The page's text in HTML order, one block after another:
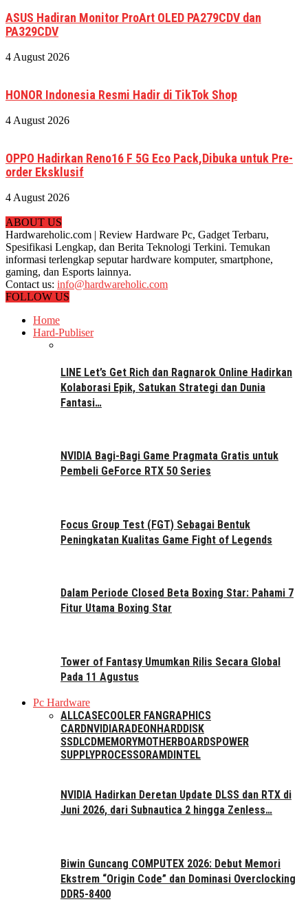
ASUS Hadiran Monitor ProArt OLED PA279CDV dan
PA329CDV
4 August 2026
HONOR Indonesia Resmi Hadir di TikTok Shop
4 August 2026
OPPO Hadirkan Reno16 F 5G Eco Pack,Dibuka untuk Pre-
order Eksklusif
4 August 2026
ABOUT US
Hardwareholic.com | Review Hardware Pc, Gadget Terbaru,
Spesifikasi Lengkap, dan Berita Teknologi Terkini. Temukan
informasi terlengkap seputar hardware komputer, smartphone,
gaming, dan Esports lainnya.
Contact us: info@hardwareholic.com
FOLLOW US
Home
Hard-Publiser
LINE Let’s Get Rich dan Ragnarok Online Hadirkan
Kolaborasi Epik, Satukan Strategi dan Dunia
Fantasi…
NVIDIA Bagi-Bagi Game Pragmata Gratis untuk
Pembeli GeForce RTX 50 Series
Focus Group Test (FGT) Sebagai Bentuk
Peningkatan Kualitas Game Fight of Legends
Dalam Periode Closed Beta Boxing Star: Pahami 7
Fitur Utama Boxing Star
Tower of Fantasy Umumkan Rilis Secara Global
Pada 11 Agustus
Pc Hardware
ALLCASECOOLER FAN GRAPHICS
CARDNVIDIARADEON HARDDISK
SSDLCDMEMORYMOTHERBOARDSPOWER
SUPPLYPROCESSORAMD INTEL
NVIDIA Hadirkan Deretan Update DLSS dan RTX di
Juni 2026, dari Subnautica 2 hingga Zenless…
Biwin Guncang COMPUTEX 2026: Debut Memori
Ekstrem “Origin Code” dan Dominasi Overclocking
DDR5-8400